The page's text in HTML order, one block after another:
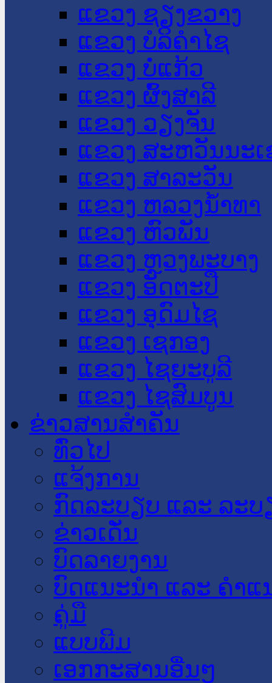
ແຂວງ ຊຽງຂວາງ
ແຂວງ ບໍລິຄໍາໄຊ
ແຂວງ ບໍ່ແກ້ວ
ແຂວງ ຜົ້ງສາລີ
ແຂວງ ວຽງຈັນ
ແຂວງ ສະຫວັນນະ
ແຂວງ ສາລະວັນ
ແຂວງ ຫລວງນໍ້າທາ
ແຂວງ ຫົວພັນ
ແຂວງ ຫຼວງພະບາງ
ແຂວງ ອັດຕະປື
ແຂວງ ອຸດົມໄຊ
ແຂວງ ເຊກອງ
ແຂວງ ໄຊຍະບູລີ
ແຂວງ ໄຊສົມບູນ
ຂ່າວສານສໍາຄັນ
​ທົ່ວ​ໄປ
ແຈ້ງການ
ກົດລະບຽບ ແລະ ລະບ
ຂ່າວເດັ່ນ
ບົດລາຍງານ
ບົດແນະນໍາ ແລະ ຄໍາແ
ຄູ່ມື
ແບບພີມ
ເອກກະສານອື່ນໆ